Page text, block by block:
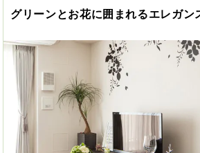
グリーンとお花に囲まれるエレガン